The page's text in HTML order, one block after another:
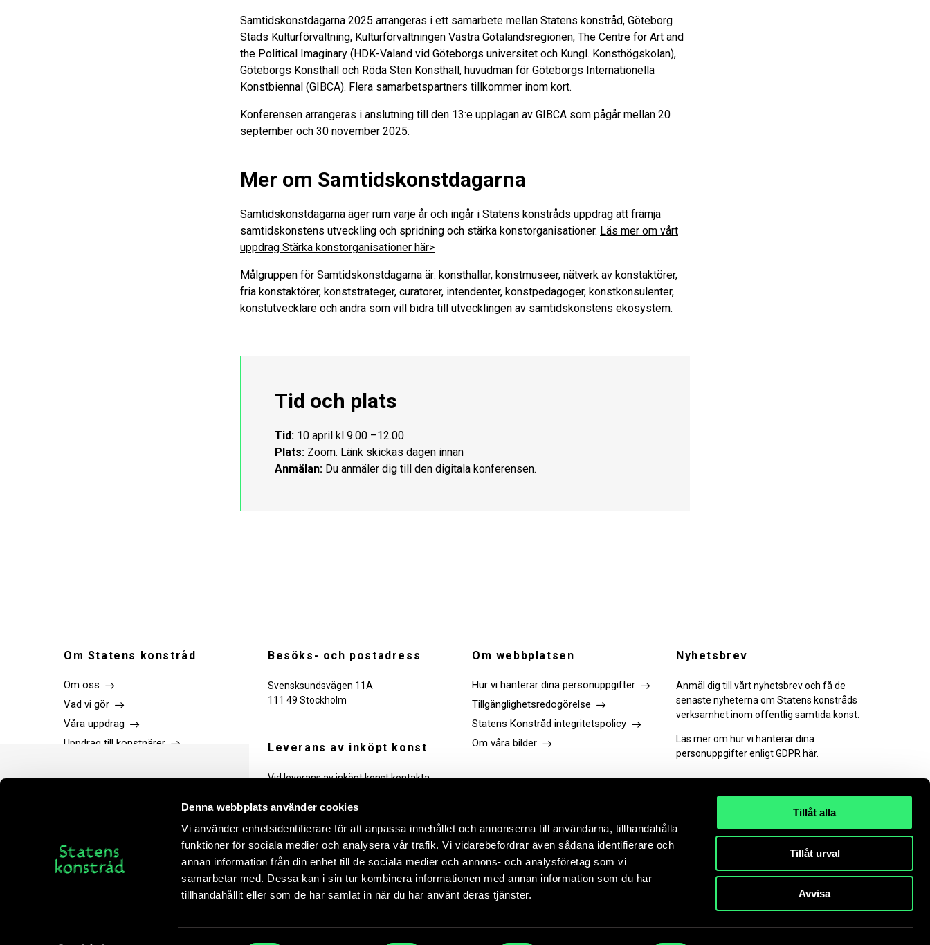
Denna webbplats använder cookies
Vi använder enhetsidentifierare för att anpassa innehållet och annonserna till användarna, tillhandahålla
funktioner för sociala medier och analysera vår trafik. Vi vidarebefordrar även sådana identifierare och
annan information från din enhet till de sociala medier och annons- och analysföretag som vi
samarbetar med. Dessa kan i sin tur kombinera informationen med annan information som du har
tillhandahållit eller som de har samlat in när du har använt deras tjänster.
Tillåt alla
Tillåt urval
Avvisa
Mer om Samtidskonstdagarna
Samtidskonstdagarna 2025 arrangeras i ett samarbete mellan Statens konstråd, Göteborg
Stads Kulturförvaltning, Kulturförvaltningen Västra Götalandsregionen, The Centre for Art and
the Political Imaginary (HDK-Valand vid Göteborgs universitet och Kungl. Konsthögskolan),
Göteborgs Konsthall och Röda Sten Konsthall, huvudman för Göteborgs Internationella
Konstbiennal (GIBCA). Flera samarbetspartners tillkommer inom kort.
Konferensen arrangeras i anslutning till den 13:e upplagan av GIBCA som pågår mellan 20
september och 30 november 2025.
Mer om Samtidskonstdagarna
Samtidskonstdagarna äger rum varje år och ingår i Statens konstråds uppdrag att främja
samtidskonstens utveckling och spridning och stärka konstorganisationer. Läs mer om vårt
uppdrag Stärka konstorganisationer här>
Målgruppen för Samtidskonstdagarna är: konsthallar, konstmuseer, nätverk av konstaktörer,
fria konstaktörer, konststrateger, curatorer, intendenter, konstpedagoger, konstkonsulenter,
konstutvecklare och andra som vill bidra till utvecklingen av samtidskonstens ekosystem.
Tid och plats
Tid: 10 april kl 9.00 –12.00
Plats: Zoom. Länk skickas dagen innan
Anmälan: Du anmäler dig till den digitala konferensen.
Om Statens konstråd
Om oss
Vad vi gör
Våra uppdrag
Uppdrag till konstnärer
Statens konstråd i sociala medier
Bokhandel
Besöks- och postadress
Svensksundsvägen 11A
111 49 Stockholm
Leverans av inköpt konst
Vid leverans av inköpt konst kontakta
Om webbplatsen
Hur vi hanterar dina personuppgifter
Tillgänglighetsredogörelse
Statens Konstråd integritetspolicy
Om våra bilder
Link
to
facebook
Link
to
instagram
Link
to
Linkedin
Link
to
youtube
Nyhetsbrev
Anmäl dig till vårt nyhetsbrev och få de
senaste nyheterna om Statens konstråds
verksamhet inom offentlig samtida konst.
Läs mer om hur vi hanterar dina
personuppgifter enligt GDPR här.
PRENUMERERA
Vi använder cookies för att din läsarupplevelse ska bli så bra som möjligt. Genom att fortsätta använda vår webbplats accepterar du att cookies används.Läs mer.